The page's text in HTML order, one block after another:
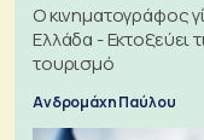
Ο κινηματογράφος
Ελλάδα - Εκτοξεύει
τουρισμό
Ανδρομάχη Παύλου